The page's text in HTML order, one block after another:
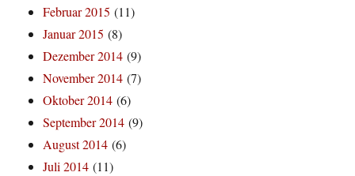
Februar 2015 (11)
Januar 2015 (8)
Dezember 2014 (9)
November 2014 (7)
Oktober 2014 (6)
September 2014 (9)
August 2014 (6)
Juli 2014 (11)